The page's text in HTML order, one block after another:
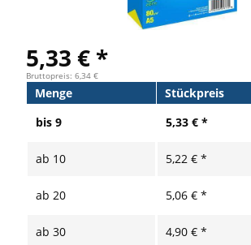
5,33 € *
Bruttopreis: 6,34 €
Menge
Stückpreis
bis 9 5,33 € *
ab 10 5,22 € *
ab 20 5,06 € *
ab 30 4,90 € *